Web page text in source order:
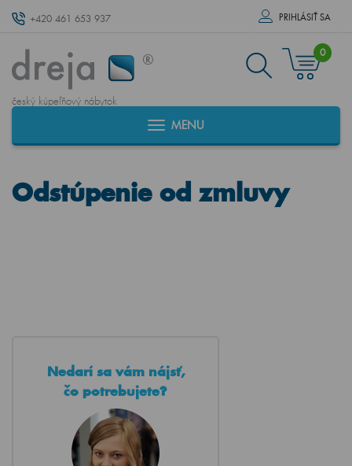
+420 461 653 937 PRIHLÁSIŤ SA
český kúpeľňový nábytok
0
MENU
Odstúpenie od zmluvy
Nedarí sa vám nájsť,
čo potrebujete?